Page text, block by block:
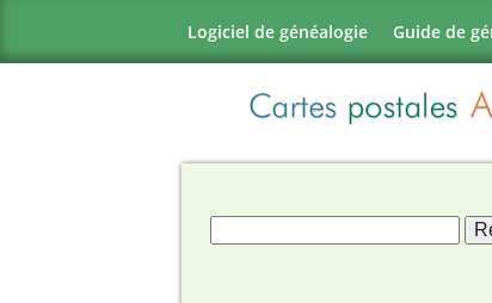
Logiciel de généalogie Guide de